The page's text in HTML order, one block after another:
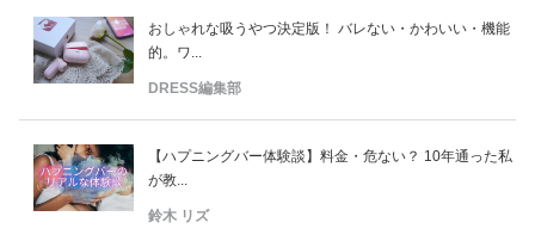
おしゃれな吸うやつ決定版！ バレない・かわいい・機能
的。ワ...
DRESS編集部
【ハプニングバー体験談】料金・危ない？ 10年通った私
が教...
鈴木 リズ